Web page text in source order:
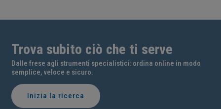
Trova subito ciò che ti serve
Dalle frese agli strumenti specialistici: ordina online in modo
semplice, veloce e sicuro.
Inizia la ricerca